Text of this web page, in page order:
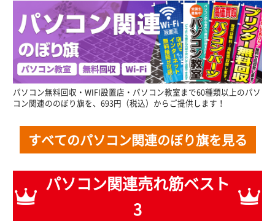
パソコン無料回収・WIFI設置店・パソコン教室まで60種類以上のパソ
コン関連ののぼり旗を、693円（税込）からご提供します！
すべてのパソコン関連のぼり旗を見る
パソコン関連売れ筋ベスト
3